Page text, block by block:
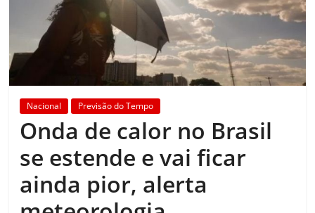
Nacional Previsão do Tempo
Onda de calor no Brasil
se estende e vai ficar
ainda pior, alerta